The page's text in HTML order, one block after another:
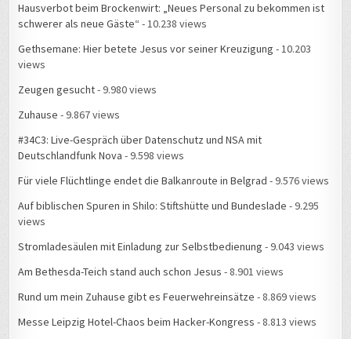
Hausverbot beim Brockenwirt: „Neues Personal zu bekommen ist
schwerer als neue Gäste“ - 10.238 views
Gethsemane: Hier betete Jesus vor seiner Kreuzigung - 10.203
views
Zeugen gesucht- 9.980 views
Zuhause - 9.867 views
#34C3: Live-Gespräch über Datenschutz und NSA mit
Deutschlandfunk Nova - 9.598 views
Für viele Flüchtlinge endet die Balkanroute in Belgrad - 9.576 views
Auf biblischen Spuren in Shilo: Stiftshütte und Bundeslade - 9.295
views
Stromladesäulen mit Einladung zur Selbstbedienung - 9.043 views
Am Bethesda-Teich stand auch schon Jesus - 8.901 views
Rund um mein Zuhause gibt es Feuerwehreinsätze - 8.869 views
Messe Leipzig Hotel-Chaos beim Hacker-Kongress - 8.813 views